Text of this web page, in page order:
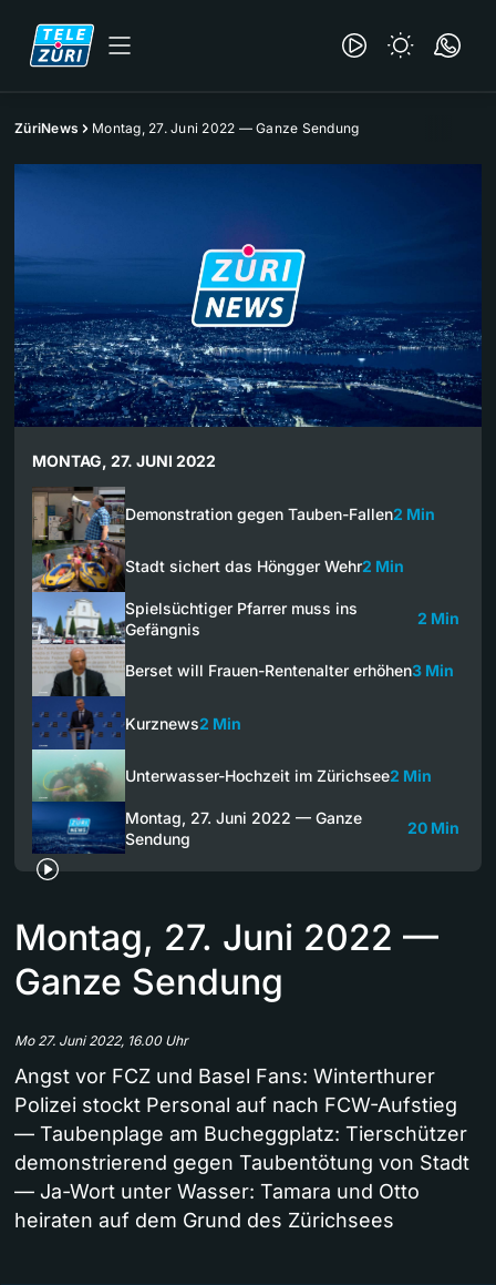
ZüriNews Montag, 27. Juni 2022 — Ganze Sendung
MONTAG, 27. JUNI 2022
Demonstration gegen Tauben-Fallen2 Min
Stadt sichert das Höngger Wehr2 Min
Spielsüchtiger Pfarrer muss ins
Gefängnis
2 Min
Berset will Frauen-Rentenalter erhöhen3 Min
Kurznews2 Min
Unterwasser-Hochzeit im Zürichsee2 Min
Montag, 27. Juni 2022 — Ganze
Sendung
20 Min
Montag, 27. Juni 2022 —
Ganze Sendung
Mo 27. Juni 2022, 16.00 Uhr
Angst vor FCZ und Basel Fans: Winterthurer
Polizei stockt Personal auf nach FCW-Aufstieg
— Taubenplage am Bucheggplatz: Tierschützer
demonstrierend gegen Taubentötung von Stadt
— Ja-Wort unter Wasser: Tamara und Otto
heiraten auf dem Grund des Zürichsees